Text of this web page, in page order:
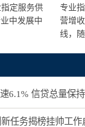
定服务供
中发展中
专业
营增
线，
任务揭榜挂帅工作